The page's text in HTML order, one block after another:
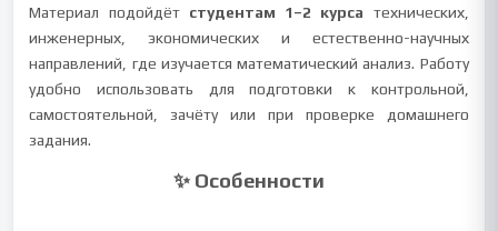
Материал подойдёт студентам 1–2 курса технических,
инженерных, экономических и естественно-научных
направлений, где изучается математический анализ. Работу
удобно использовать для подготовки к контрольной,
самостоятельной, зачёту или при проверке домашнего
задания.
✨ Особенности